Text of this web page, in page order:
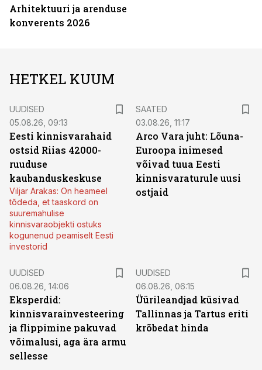
Arhitektuuri ja arenduse
konverents 2026
HETKEL KUUM
UUDISED
05.08.26, 09:13
Eesti kinnisvarahaid
ostsid Riias 42000-
ruuduse
kaubanduskeskuse
Viljar Arakas: On heameel
tõdeda, et taaskord on
suuremahulise
kinnisvaraobjekti ostuks
kogunenud peamiselt Eesti
investorid
SAATED
03.08.26, 11:17
Arco Vara juht: Lõuna-
Euroopa inimesed
võivad tuua Eesti
kinnisvaraturule uusi
ostjaid
UUDISED
06.08.26, 14:06
Eksperdid:
kinnisvarainvesteering
ja flippimine pakuvad
võimalusi, aga ära armu
sellesse
UUDISED
06.08.26, 06:15
Üürileandjad küsivad
Tallinnas ja Tartus eriti
krõbedat hinda